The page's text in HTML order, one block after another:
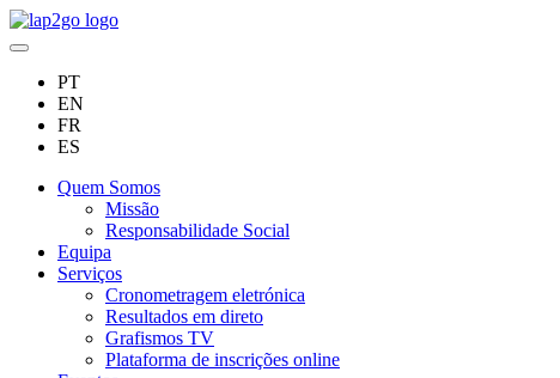
PT
EN
FR
ES
Quem Somos
Missão
Responsabilidade Social
Equipa
Serviços
Cronometragem eletrónica
Resultados em direto
Grafismos TV
Plataforma de inscrições online